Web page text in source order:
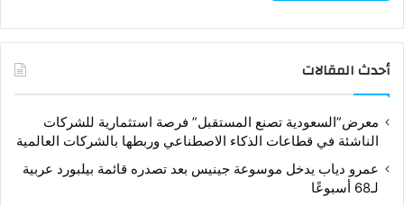
أحدث المقالات
معرض”السعودية تصنع المستقبل” فرصة استثمارية للشركات
الناشئة في قطاعات الذكاء الاصطناعي وربطها بالشركات العالمية
عمرو دياب يدخل موسوعة جينيس بعد تصدره قائمة بيلبورد عربية
لـ68 أسبوعًا